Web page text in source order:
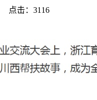
点击：3116